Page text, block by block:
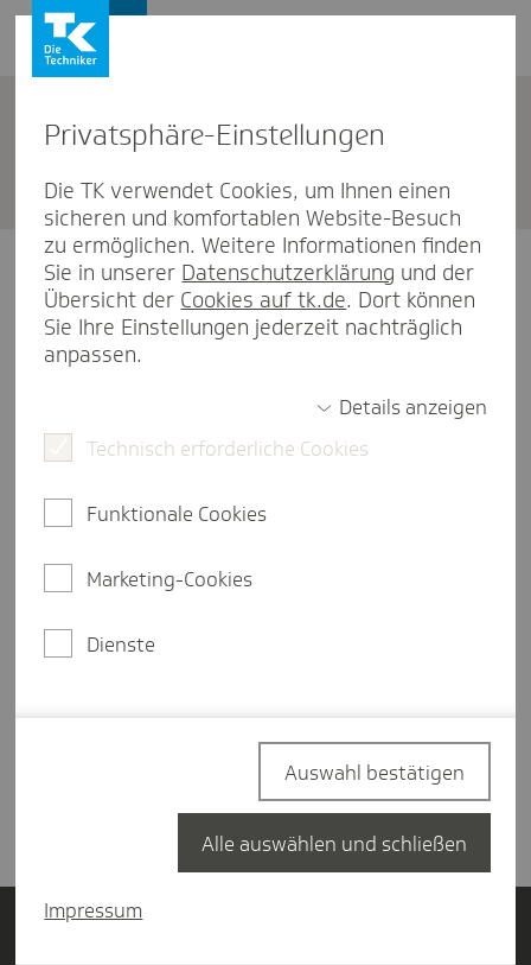
Bewer­bungsportal
Anmeldung Bewerbungsportal
E-Mail-Adresse (Benutzername)
Passwort vergessen
Passwort
Sie möchten sich erstmalig bei der TK
bewerben? Dann geht es hier zu unserem
Privat­sphäre-Einstel­lungen
Die TK verwendet Cookies, um Ihnen einen
sicheren und komfortablen Website-Besuch
zu ermöglichen. Weitere Informationen finden
Sie in unserer Datenschutzerklärung und der
Übersicht der Cookies auf tk.de. Dort können
Sie Ihre Einstellungen jederzeit nachträglich
anpassen.
Details anzeigen
Technisch erforderliche Cookies
Funktionale Cookies
Marketing-Cookies
Dienste
Impressum
Auswahl bestätigen
Alle auswählen und schließen